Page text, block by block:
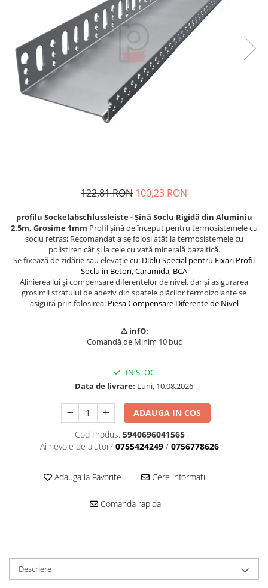
Plasă Termoizolație
Plasă Tencuieli și Șape
Alte Plase
Doze și Platforme
Adezivi Termoizolații
Benzi Adezive
Polistiren Expandat & Extrudat
Finisaje
Accesorii Finisaje
Uși de Vizitare
Mascare
Garnituri Adezive Uși Ferestre
Gips Carton
Piese pentru CD si UA
Profile Gips Carton
Ipsos îmbinare Gips Carton
Plăci Gips Carton
Acoperiri Elastice, Textile și din
Adezivi Parchet și Lemn
Produse pentru Curățare
Profile Dilatatie
122,81 RON 100,23 RON
profilu Sockelabschlussleiste - Șină Soclu Rigidă din Aluminiu
2.5m, Grosime 1mm Profil șină de început pentru termosistemele cu
soclu retras; Recomandat a se folosi atât la termosistemele cu
polistiren cât și la cele cu vată minerală bazaltică.
Se fixează de zidărie sau elevație cu: Diblu Special pentru Fixari Profil
Soclu in Beton, Caramida, BCA
Alinierea lui și compensare diferentelor de nivel, dar și asigurarea
grosimii stratului de adeziv din spatele plăcilor termoizolante se
asigură prin folosirea: Piesa Compensare Diferente de Nivel
⚠️ infO:
Comandă de Minim 10 buc
IN STOC
Data de livrare: Luni, 10.08.2026
ADAUGA IN COS
Cod Produs: 5940696041565
Ai nevoie de ajutor? 0755424249 / 0756778626
Adauga la Favorite Cere informatii
Comanda rapida
Descriere